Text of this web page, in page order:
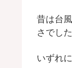
昔は台
さでし
いずれ